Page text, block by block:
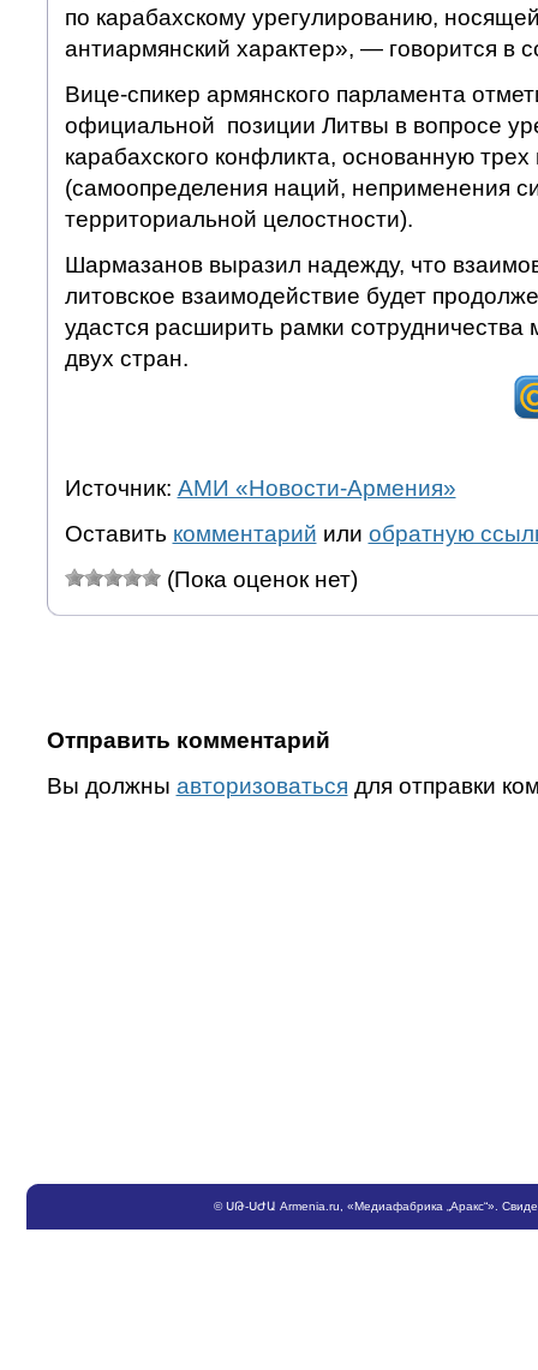
по карабахскому урегулированию,
антиармянский характер», — говорится в
Вице-спикер армянского парламента
официальной позиции Литвы в вопросе
карабахского конфликта, основанную
(самоопределения наций, неприменения
территориальной целостности).
Шармазанов выразил надежду, что
литовское взаимодействие будет
удастся расширить рамки
двух стран.
Источник: АМИ «Новости-Армения»
Оставить комментарий или обратную
(Пока оценок нет)
Отправить комментарий
Вы должны авторизоваться для отправки
©ՍԹ-ՍԺԱ Armenia.ru , «Медиафабрика „Аракс“».